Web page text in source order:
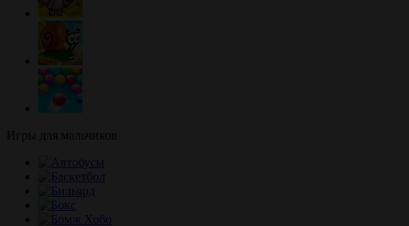
Игры для мальчиков